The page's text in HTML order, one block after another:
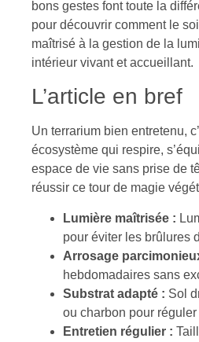
bons gestes font toute la
pour découvrir comment le
maîtrisé à la gestion de la
intérieur vivant et accueillant.
L’article en bref
Un terrarium bien entretenu,
écosystème qui respire,
espace de vie sans prise de
réussir ce tour de magie
Lumière maîtrisée :
pour éviter les brûlures
Arrosage
hebdomadaires sans
Substrat adapté : Sol
ou charbon pour
Entretien régulier :